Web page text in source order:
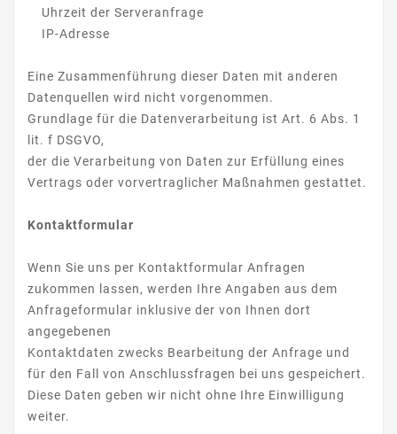
Uhrzeit der Serveranfrage
IP-Adresse
Eine Zusammenführung dieser Daten mit anderen
Datenquellen wird nicht vorgenommen.
Grundlage für die Datenverarbeitung ist Art. 6 Abs. 1
lit. f DSGVO,
der die Verarbeitung von Daten zur Erfüllung eines
Vertrags oder vorvertraglicher Maßnahmen gestattet.
Kontaktformular
Wenn Sie uns per Kontaktformular Anfragen
zukommen lassen, werden Ihre Angaben aus dem
Anfrageformular inklusive der von Ihnen dort
angegebenen
Kontaktdaten zwecks Bearbeitung der Anfrage und
für den Fall von Anschlussfragen bei uns gespeichert.
Diese Daten geben wir nicht ohne Ihre Einwilligung
weiter.